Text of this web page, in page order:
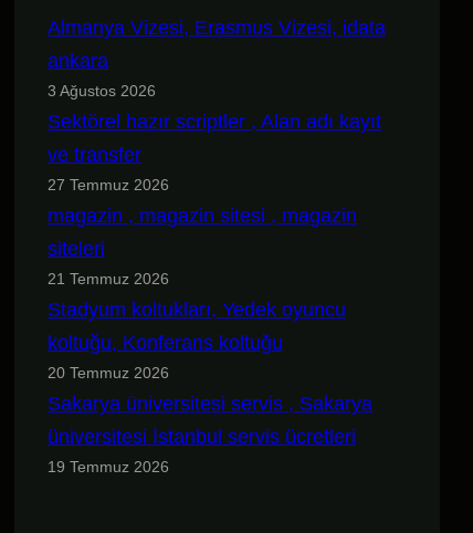
Almanya Vizesi, Erasmus Vizesi, idata
ankara
3 Ağustos 2026
Sektörel hazır scriptler , Alan adı kayıt
ve transfer
27 Temmuz 2026
magazin , magazin sitesi , magazin
siteleri
21 Temmuz 2026
Stadyum koltukları, Yedek oyuncu
koltuğu, Konferans koltuğu
20 Temmuz 2026
Sakarya üniversitesi servis , Sakarya
üniversitesi İstanbul servis ücretleri
19 Temmuz 2026